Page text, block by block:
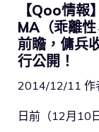
【Qoo情
MA（乖離
前瞻，傭兵
行公開！
2014/12/11 作
日前（12月10